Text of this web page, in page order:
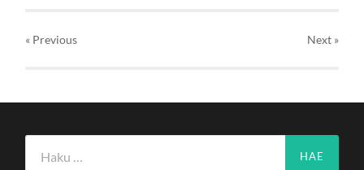
« Previous Next»